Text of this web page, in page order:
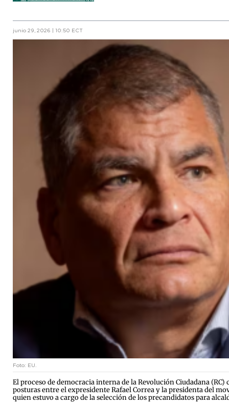
junio 29, 2026 | 10:50 ECT
Foto: EU.
El proceso de democracia interna de la Revolución Ciudadana
posturas entre el expresidente Rafael Correa y la presidenta del
quien estuvo a cargo de la selección de los precandidatos para